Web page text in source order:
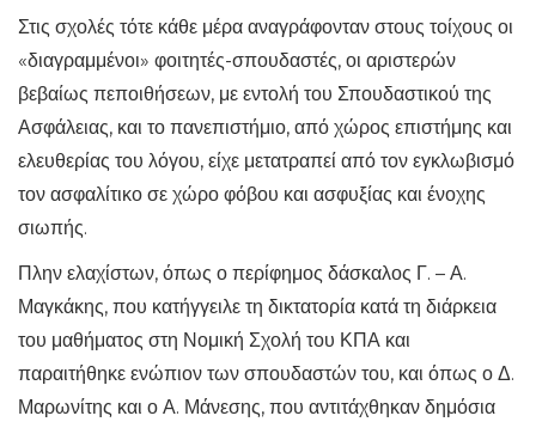
Στις σχολές τότε κάθε μέρα αναγράφονταν στους τοίχους οι
«διαγραμμένοι» φοιτητές-σπουδαστές, οι αριστερών
βεβαίως πεποιθήσεων, με εντολή του Σπουδαστικού της
Ασφάλειας, και το πανεπιστήμιο, από χώρος επιστήμης και
ελευθερίας του λόγου, είχε μετατραπεί από τον εγκλωβισμό
τον ασφαλίτικο σε χώρο φόβου και ασφυξίας και ένοχης
σιωπής.
Πλην ελαχίστων, όπως ο περίφημος δάσκαλος Γ. – Α.
Μαγκάκης, που κατήγγειλε τη δικτατορία κατά τη διάρκεια
του μαθήματος στη Νομική Σχολή του ΚΠΑ και
παραιτήθηκε ενώπιον των σπουδαστών του, και όπως ο Δ.
Μαρωνίτης και ο Α. Μάνεσης, που αντιτάχθηκαν δημόσια